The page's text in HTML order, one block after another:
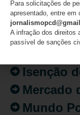
Fatos
Isenção
Mercado
Mundo
Para solicitações de
apresentado, entre em
A infração dos direitos
passível de sanções